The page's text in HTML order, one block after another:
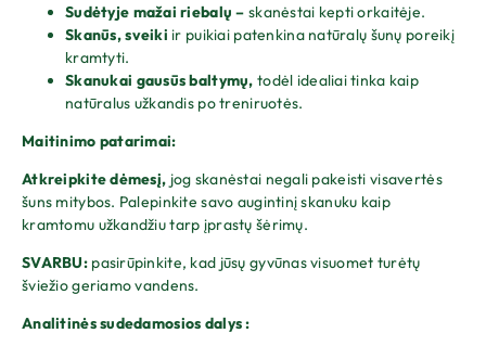
Sudėtyje mažai riebalų – skanėstai kepti orkaitėje.
Skanūs, sveikiir puikiai patenkina natūralų šunų poreikį
kramtyti.
Skanukai gausūs baltymų, todėl idealiai tinka kaip
natūralus užkandis po treniruotės.
Maitinimo patarimai:
Atkreipkite dėmesį, jog skanėstai negali pakeisti visavertės
šuns mitybos. Palepinkite savo augintinį skanuku kaip
kramtomu užkandžiu tarp įprastų šėrimų.
SVARBU: pasirūpinkite, kad jūsų gyvūnas visuomet turėtų
šviežio geriamo vandens.
Analitinės sudedamosios dalys :